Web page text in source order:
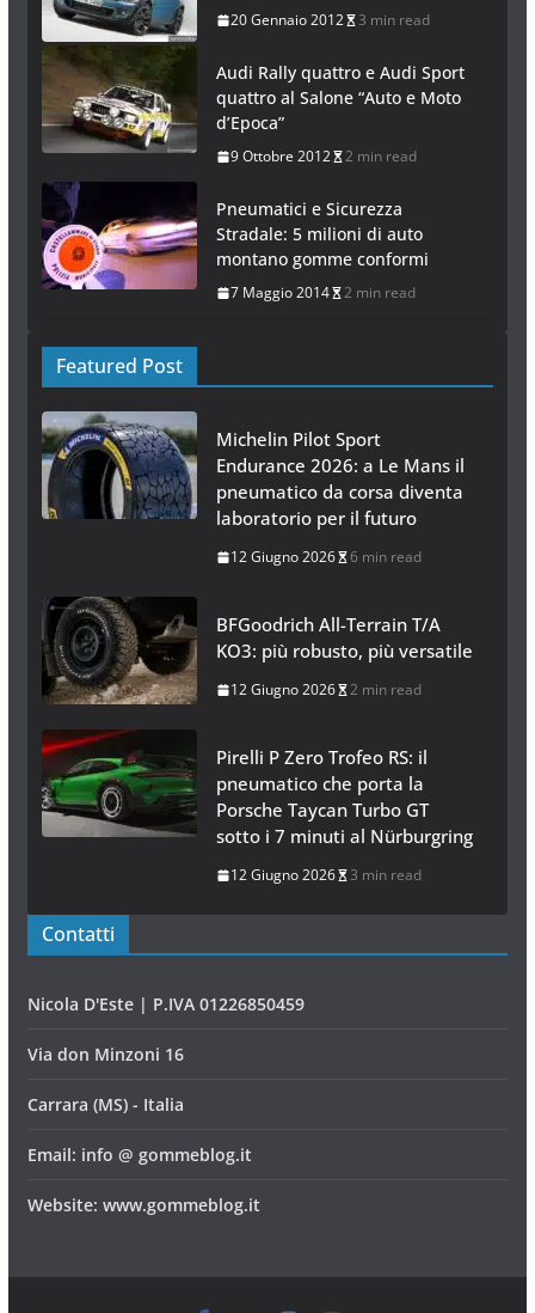
20 Gennaio 2012 3 min read
Audi Rally quattro e Audi Sport
quattro al Salone “Auto e Moto
d’Epoca”
9 Ottobre 2012 2 min read
Pneumatici e Sicurezza
Stradale: 5 milioni di auto
montano gomme conformi
7 Maggio 2014 2 min read
Featured Post
Michelin Pilot Sport
Endurance 2026: a Le Mans il
pneumatico da corsa diventa
laboratorio per il futuro
12 Giugno 2026 6 min read
BFGoodrich All-Terrain T/A
KO3: più robusto, più versatile
12 Giugno 2026 2 min read
Pirelli P Zero Trofeo RS: il
pneumatico che porta la
Porsche Taycan Turbo GT
sotto i 7 minuti al Nürburgring
12 Giugno 2026 3 min read
Contatti
Nicola D'Este | P.IVA 01226850459
Via don Minzoni 16
Carrara (MS) - Italia
Email: info @ gommeblog.it
Website: www.gommeblog.it